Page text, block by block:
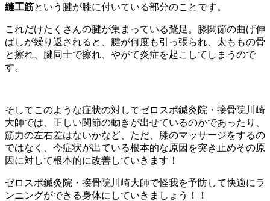
縫工筋という腱が膝に付いている部分のことです。
これだけたくさんの腱が集まっている鵞足。膝関節の曲げ伸
ばしが繰り返されると、腱が何度も引っ張られ、太ももの骨
と擦れ、腱同士で擦れ、やがて炎症を起こしてしまうので
す。
そしてこのような症状の対してゼロスポ鍼灸院・接骨院川崎
大師では、正しい関節の動きが出せているのかであったり、
筋力の左右差はないかなど、ただ、膝のマッサージをするの
ではなく、今症状が出ている根本的な原因を突き止めその原
因に対して根本的に改善していきます！
ゼロスポ鍼灸院・接骨院川崎大師で怪我を予防して快適にラ
ンニングができる身体にしていきましょう！！